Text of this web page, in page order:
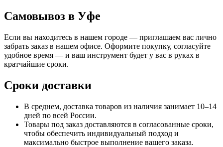
Самовывоз в Уфе
Если вы находитесь в нашем городе — приглашаем вас лично
забрать заказ в нашем офисе. Оформите покупку, согласуйте
удобное время — и ваш инструмент будет у вас в руках в
кратчайшие сроки.
Сроки доставки
В среднем, доставка товаров из наличия занимает 10–14
дней по всей России.
Товары под заказ доставляются в согласованные сроки,
чтобы обеспечить индивидуальный подход и
максимально быстрое выполнение вашего заказа.